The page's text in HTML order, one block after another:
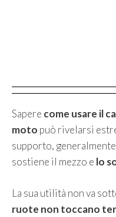
Sapere come usare il
moto può rivelarsi
supporto,
sostiene il mezzo e lo
La sua utilità non va
ruote non toccano